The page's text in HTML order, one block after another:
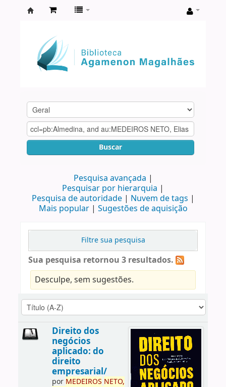
Agamenon
Magalhães
Buscar
Pesquisa avançada
Pesquisar por hierarquia
Pesquisa de autoridade
Nuvem de tags
Mais popular
Sugestões de aquisição
Filtre sua pesquisa
Sua pesquisa retornou 3 resultados.
Desculpe, sem sugestões.
Direito dos
negócios
aplicado: do
direito
empresarial/
por MEDEIROS NETO,